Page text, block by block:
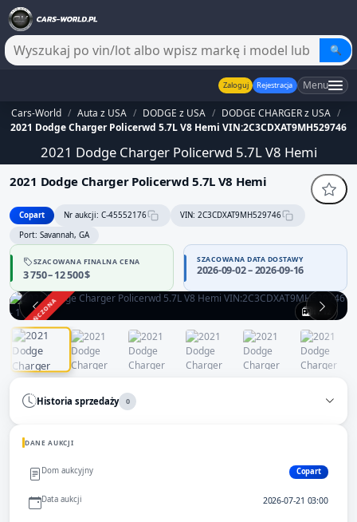
🔍
Zaloguj Rejestracja Menu
Cars-World / Auta z USA / DODGE z USA / DODGE CHARGER z USA /
2021 Dodge Charger Policerwd 5.7L V8 Hemi VIN:2C3CDXAT9MH529746
2021 Dodge Charger Policerwd 5.7L V8 Hemi
2021 Dodge Charger Policerwd 5.7L V8 Hemi
Copart Nr aukcji: C-45552176
VIN: 2C3CDXAT9MH529746
Port: Savannah, GA
SZACOWANA FINALNA CENA
3 750 – 12 500 $
SZACOWANA DATA DOSTAWY
2026-09-02 – 2026-09-16
ZAKOŃCZONA 1 / 12
Historia sprzedaży 0
DANE AUKCJI
Dom aukcyjny Copart
Data aukcji 2026-07-21 03:00